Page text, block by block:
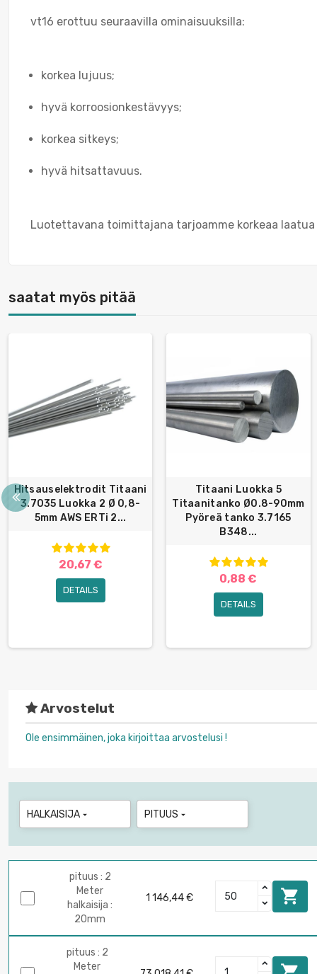
vt16 erottuu seuraavilla ominaisuuksilla:
korkea lujuus;
hyvä korroosionkestävyys;
korkea sitkeys;
hyvä hitsattavuus.
Luotettavana toimittajana tarjoamme korkeaa
saatat myös pitää
Hitsauselektrodit Titaani
3.7035 Luokka 2 Ø 0,8-
5mm AWS ERTi 2...
20,67 €
DETAILS
Titaani Luokka 5
Titaanitanko Ø0.8-90mm
Pyöreä tanko 3.7165
B348...
0,88 €
DETAILS
Arvostelut
Ole ensimmäinen, joka kirjoittaa arvostelusi !
HALKAISIJA  PITUUS 
pituus : 2
Meter
halkaisija :
20mm
1 146,44 € 
pituus : 2
Meter